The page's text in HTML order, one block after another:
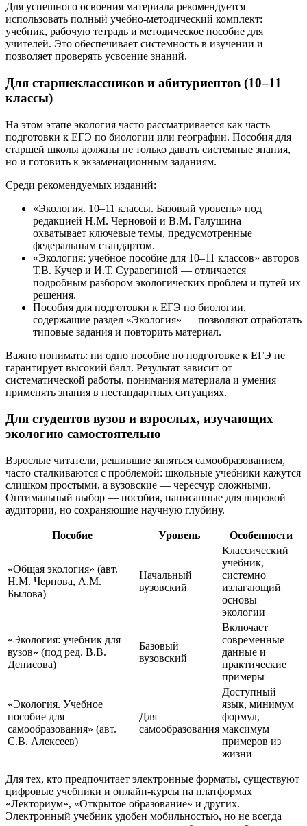
Для успешного освоения материала рекомендуется
использовать полный учебно-методический комплект:
учебник, рабочую тетрадь и методическое пособие для
учителей. Это обеспечивает системность в изучении и
позволяет проверять усвоение знаний.
Для старшеклассников и абитуриентов (10–11
классы)
На этом этапе экология часто рассматривается как часть
подготовки к ЕГЭ по биологии или географии. Пособия для
старшей школы должны не только давать системные знания,
но и готовить к экзаменационным заданиям.
Среди рекомендуемых изданий:
«Экология. 10–11 классы. Базовый уровень» под
редакцией Н.М. Черновой и В.М. Галушина —
охватывает ключевые темы, предусмотренные
федеральным стандартом.
«Экология: учебное пособие для 10–11 классов» авторов
Т.В. Кучер и И.Т. Суравегиной — отличается
подробным разбором экологических проблем и путей их
решения.
Пособия для подготовки к ЕГЭ по биологии,
содержащие раздел «Экология» — позволяют отработать
типовые задания и повторить материал.
Важно понимать: ни одно пособие по подготовке к ЕГЭ не
гарантирует высокий балл. Результат зависит от
систематической работы, понимания материала и умения
применять знания в нестандартных ситуациях.
Для студентов вузов и взрослых, изучающих
экологию самостоятельно
Взрослые читатели, решившие заняться самообразованием,
часто сталкиваются с проблемой: школьные учебники кажутся
слишком простыми, а вузовские — чересчур сложными.
Оптимальный выбор — пособия, написанные для широкой
аудитории, но сохраняющие научную глубину.
Пособие Уровень Особенности
«Общая экология» (авт.
Н.М. Чернова, А.М.
Былова)
Начальный
вузовский
Классический
учебник,
системно
излагающий
основы
экологии
«Экология: учебник для
вузов» (под ред. В.В.
Денисова)
Базовый
вузовский
Включает
современные
данные и
практические
примеры
«Экология. Учебное
пособие для
самообразования» (авт.
С.В. Алексеев)
Для
самообразования
Доступный
язык, минимум
формул,
максимум
примеров из
жизни
Для тех, кто предпочитает электронные форматы, существуют
цифровые учебники и онлайн-курсы на платформах
«Лекториум», «Открытое образование» и других.
Электронный учебник удобен мобильностью, но не всегда